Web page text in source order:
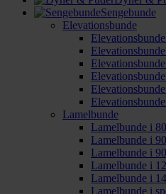
Sengebunde
Elevationsbunde
Lamelbunde
Lamelbunde i
Lamelbunde i
Lamelbunde i
Lamelbunde i
Lamelbunde i
Lamelbunde i